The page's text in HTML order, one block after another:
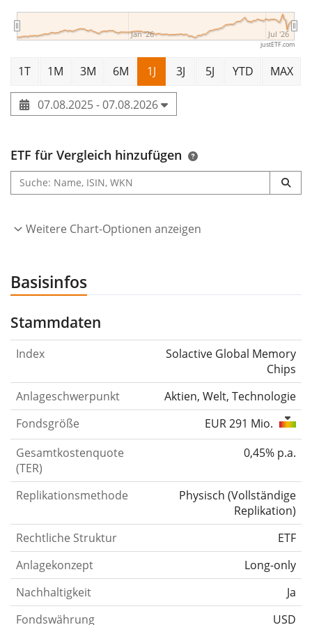
Jan '26 Jul '26
justETF.com
1T 1M 3M 6M 1J 3J 5J YTD MAX
07.08.2025 - 07.08.2026
ETF für Vergleich hinzufügen
Weitere Chart-Optionen anzeigen
Basisinfos
Stammdaten
Index
Solactive Global Memory
Chips
Anlageschwerpunkt
Aktien, Welt, Technologie
Fondsgröße
EUR 291 Mio.
Gesamtkostenquote
(TER)
0,45% p.a.
Replikationsmethode Physisch (Vollständige
Replikation)
Rechtliche Struktur
ETF
Anlagekonzept
Long-only
Nachhaltigkeit
Ja
Fondswährung
USD